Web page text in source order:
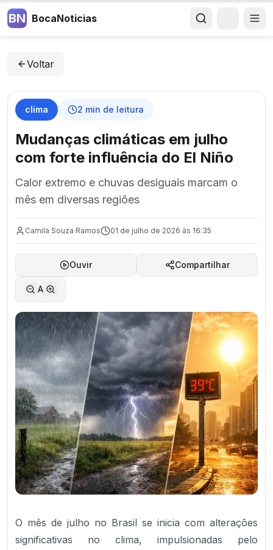
BN BocaNoticias
Voltar
clima 2 min de leitura
Mudanças climáticas em julho
com forte influência do El Niño
Calor extremo e chuvas desiguais marcam o
mês em diversas regiões
Camila Souza Ramos 01 de julho de 2026 às 16:35
Ouvir Compartilhar
A
O mês de julho no Brasil se inicia com alterações
significativas no clima, impulsionadas pelo